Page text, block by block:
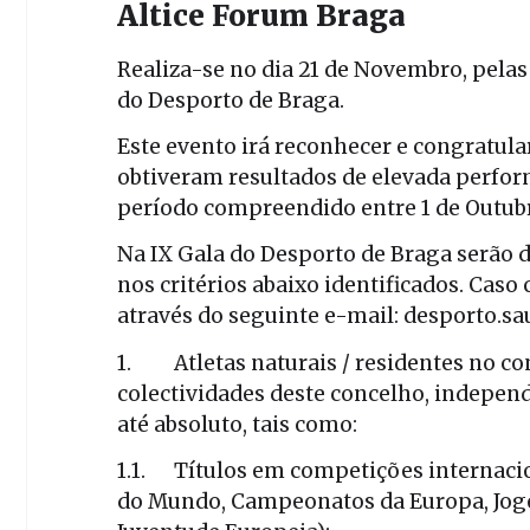
Altice Forum Braga
Realiza-se no dia 21 de Novembro,
do Desporto de Braga.
Este evento irá reconhecer e
obtiveram resultados de elevada
período compreendido entre 1 de
Na IX Gala do Desporto de Braga
nos critérios abaixo identificados.
através do seguinte e-mail:
1. Atletas naturais / residentes no
colectividades deste concelho,
até absoluto, tais como:
1.1. Títulos em competições
do Mundo, Campeonatos da Europa,